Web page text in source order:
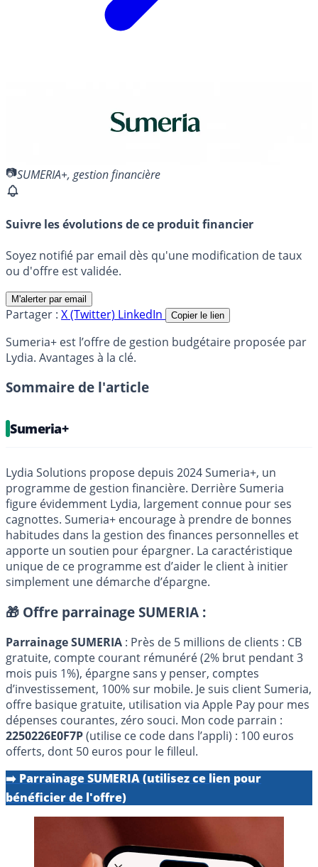
SUMERIA+, gestion financière
Suivre les évolutions de ce produit financier
Soyez notifié par email dès qu'une modification de taux
ou d'offre est validée.
M'alerter par email
Partager : X (Twitter) LinkedIn Copier le lien
Sumeria+ est l’offre de gestion budgétaire proposée par
Lydia. Avantages à la clé.
Sommaire de l'article
Sumeria+
Lydia Solutions propose depuis 2024 Sumeria+, un
programme de gestion financière. Derrière Sumeria
figure évidemment Lydia, largement connue pour ses
cagnottes. Sumeria+ encourage à prendre de bonnes
habitudes dans la gestion des finances personnelles et
apporte un soutien pour épargner. La caractéristique
unique de ce programme est d’aider le client à initier
simplement une démarche d’épargne.
🎁 Offre parrainage SUMERIA :
Parrainage SUMERIA : Près de 5 millions de clients : CB
gratuite, compte courant rémunéré (2% brut pendant 3
mois puis 1%), épargne sans y penser, comptes
d’investissement, 100% sur mobile. Je suis client Sumeria,
offre basique gratuite, utilisation via Apple Pay pour mes
dépenses courantes, zéro souci. Mon code parrain :
2250226E0F7P(utilise ce code dans l’appli) : 100 euros
offerts, dont 50 euros pour le filleul.
➡️ Parrainage SUMERIA (utilisez ce lien pour
bénéficier de l'offre)